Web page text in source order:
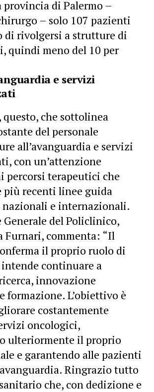
di Palermo –
– solo 107 pazienti
di rivolgersi a strutture di
quindi meno del 10 per
e servizi
che sottolinea
del personale
all’avanguardia e servizi
con un’attenzione
percorsi terapeutici che
più recenti linee guida
nazionali e internazionali.
del Policlinico,
Furnari, commenta: “Il
il proprio ruolo di
intende continuare a
innovazione
formazione. L’obiettivo è
costantemente
oncologici,
ulteriormente il proprio
e garantendo alle pazienti
Ringrazio tutto
che, con dedizione e